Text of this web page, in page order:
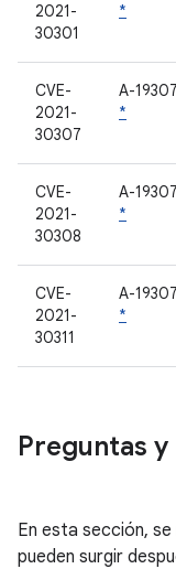
2021-
30301
*
CVE-
2021-
30307
A-
*
CVE-
2021-
30308
A-
*
CVE-
2021-
30311
A-
*
Preguntas
En esta sección,
pueden surgir